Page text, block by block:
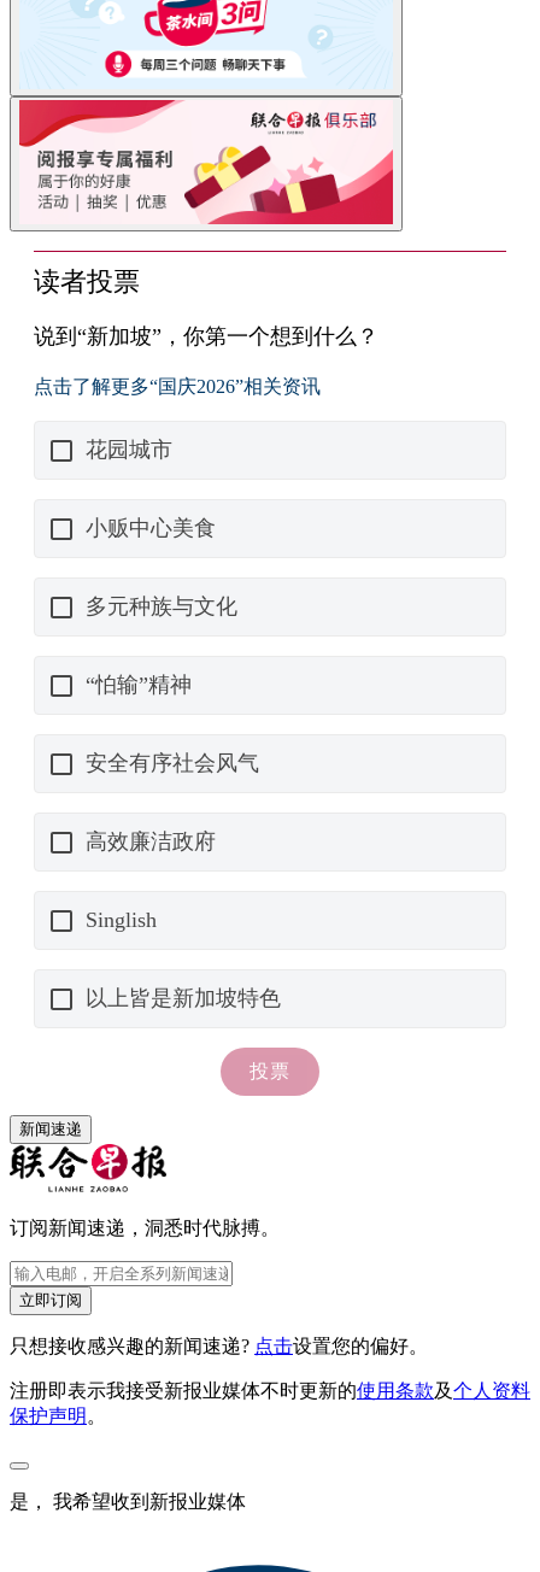
新闻速递
订阅新闻速递，洞悉时代脉搏。
立即订阅
只想接收感兴趣的新闻速递? 点击设置您的偏好。
注册即表示我接受新报业媒体不时更新的使用条款及个人资料
保护声明 。
是， 我希望收到新报业媒体